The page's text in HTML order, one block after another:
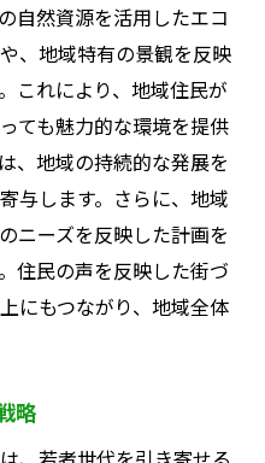
自然資源を活用したエコ
、地域特有の景観を反映
これにより、地域住民が
ても魅力的な環境を提供
、地域の持続的な発展を
与します。さらに、地域
ニーズを反映した計画を
住民の声を反映した街づ
にもつながり、地域全体
略